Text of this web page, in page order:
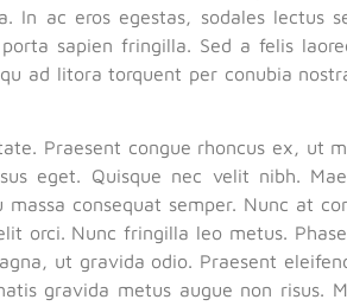
In ac eros egestas, sodales lectus
sapien fringilla. Sed a felis
ad litora torquent per conubia
Praesent congue rhoncus ex, ut
eget. Quisque nec velit nibh.
consequat semper. Nunc at
orci. Nunc fringilla leo metus.
ut gravida odio. Praesent
gravida metus augue non risus.